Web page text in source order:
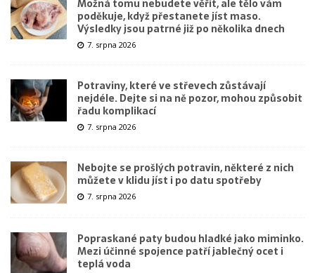
Možná tomu nebudete věřit, ale tělo vám
poděkuje, když přestanete jíst maso.
Výsledky jsou patrné již po několika dnech
7. srpna 2026
Potraviny, které ve střevech zůstávají
nejdéle. Dejte si na ně pozor, mohou způsobit
řadu komplikací
7. srpna 2026
Nebojte se prošlých potravin, některé z nich
můžete v klidu jíst i po datu spotřeby
7. srpna 2026
Popraskané paty budou hladké jako miminko.
Mezi účinné spojence patří jablečný ocet i
teplá voda